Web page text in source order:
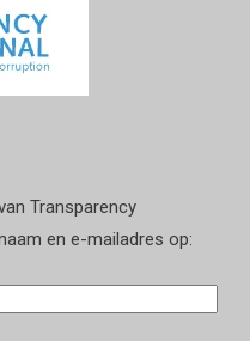
Transparency
en e-mailadres op: